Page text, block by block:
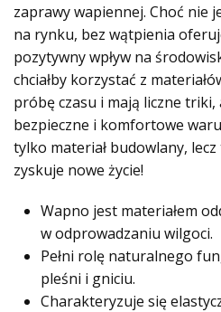
zaprawy wapiennej. Choć nie
na rynku, bez wątpienia
pozytywny wpływ na
chciałby korzystać z
próbę czasu i mają liczne triki,
bezpieczne i komfortowe
tylko materiał budowlany,
zyskuje nowe życie!
Wapno jest materiałem
w odprowadzaniu wilgoci.
Pełni rolę naturalnego
pleśni i gniciu.
Charakteryzuje się